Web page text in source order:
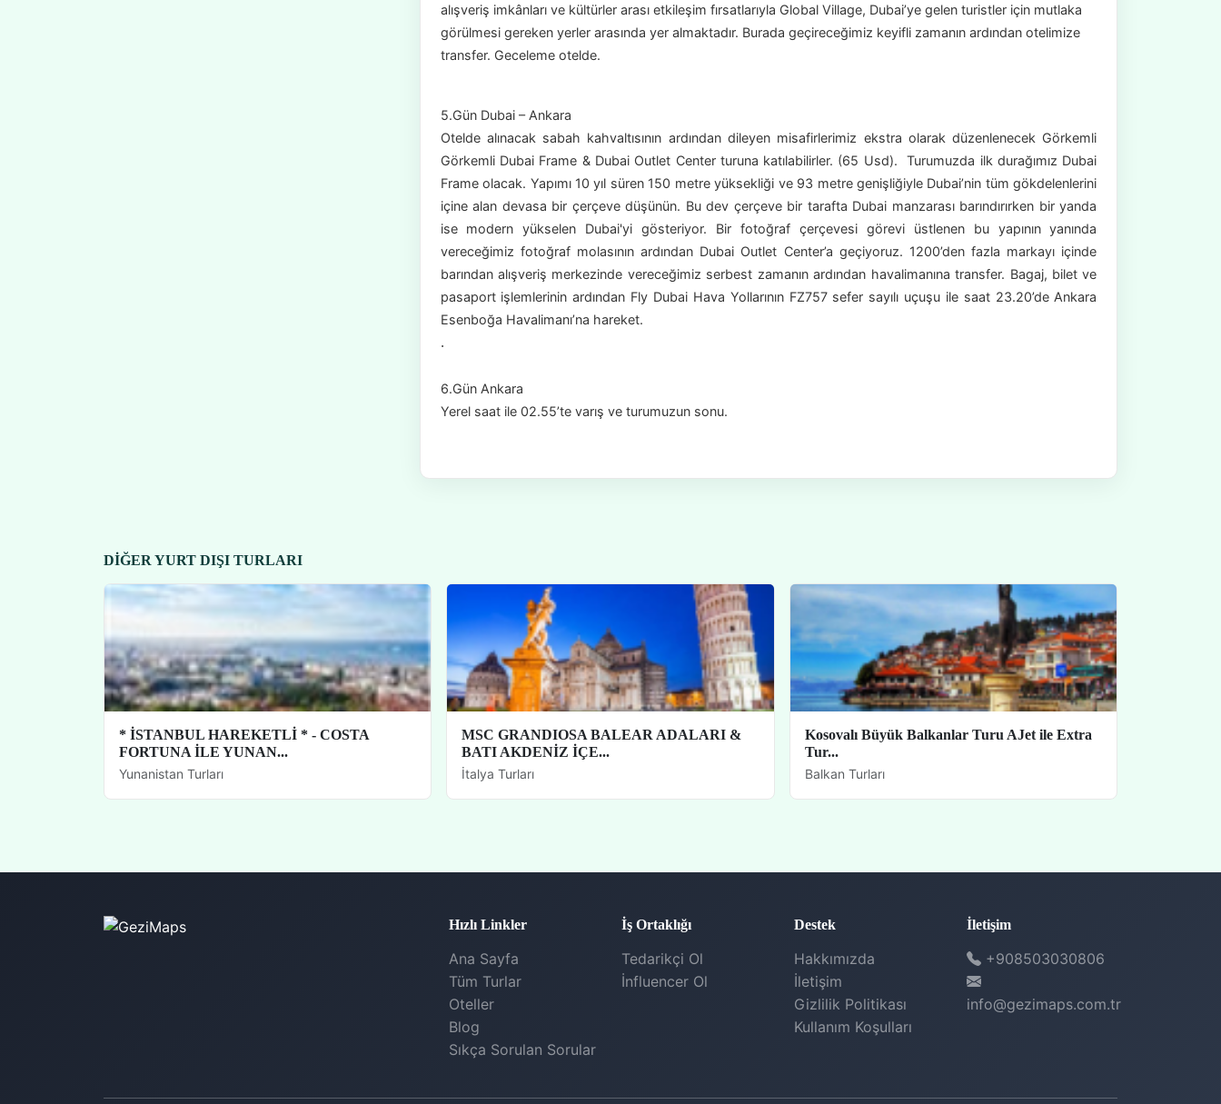
alışveriş imkânları ve kültürler arası etkileşim fırsatlarıyla Global Village, Dubai’ye gelen turistler için mutlaka
görülmesi gereken yerler arasında yer almaktadır. Burada geçireceğimiz keyifli zamanın ardından otelimize
transfer. Geceleme otelde.
5.Gün Dubai – Ankara
Otelde alınacak sabah kahvaltısının ardından dileyen misafirlerimiz ekstra olarak düzenlenecek Görkemli
Görkemli Dubai Frame & Dubai Outlet Center turuna katılabilirler. (65 Usd). Turumuzda ilk durağımız Dubai
Frame olacak. Yapımı 10 yıl süren 150 metre yüksekliği ve 93 metre genişliğiyle Dubai’nin tüm gökdelenlerini
içine alan devasa bir çerçeve düşünün. Bu dev çerçeve bir tarafta Dubai manzarası barındırırken bir yanda
ise modern yükselen Dubai'yi gösteriyor. Bir fotoğraf çerçevesi görevi üstlenen bu yapının yanında
vereceğimiz fotoğraf molasının ardından Dubai Outlet Center’a geçiyoruz. 1200’den fazla markayı içinde
barından alışveriş merkezinde vereceğimiz serbest zamanın ardından havalimanına transfer. Bagaj, bilet ve
pasaport işlemlerinin ardından Fly Dubai Hava Yollarının FZ757 sefer sayılı uçuşu ile saat 23.20’de Ankara
Esenboğa Havalimanı’na hareket.
.
6.Gün Ankara
Yerel saat ile 02.55’te varış ve turumuzun sonu.
DIĞER YURT DIŞI TURLARI
* İSTANBUL HAREKETLİ * - COSTA
FORTUNA İLE YUNAN...
Yunanistan Turları
MSC GRANDIOSA BALEAR ADALARI &
BATI AKDENİZ İÇE...
İtalya Turları
Kosovalı Büyük Balkanlar Turu AJet ile Extra
Tur...
Balkan Turları
Hızlı Linkler
Ana Sayfa
Tüm Turlar
Oteller
Blog
Sıkça Sorulan Sorular
İş Ortaklığı
Tedarikçi Ol
İnfluencer Ol
Destek
Hakkımızda
İletişim
Gizlilik Politikası
Kullanım Koşulları
İletişim
+908503030806
info@gezimaps.com.tr
+908503030806